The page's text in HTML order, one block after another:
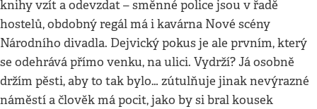
knihy vzít a odevzdat – směnné police jsou v řadě
hostelů, obdobný regál má i kavárna Nové scény
Národního divadla. Dejvický pokus je ale prvním, který
se odehrává přímo venku, na ulici. Vydrží? Já osobně
držím pěsti, aby to tak bylo… zútulňuje jinak nevýrazné
náměstí a člověk má pocit, jako by si bral kousek